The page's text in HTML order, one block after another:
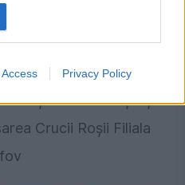
Privacy Policy
ștafetei: Emoție și
Crucii Roșii Filiala